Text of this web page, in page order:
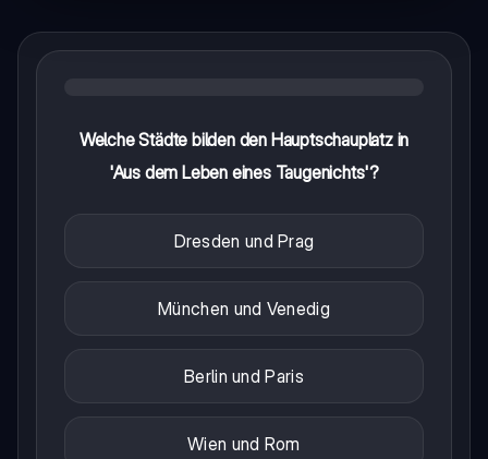
Welche Städte bilden den Hauptschauplatz in
'Aus dem Leben eines Taugenichts'?
Dresden und Prag
München und Venedig
Berlin und Paris
Wien und Rom